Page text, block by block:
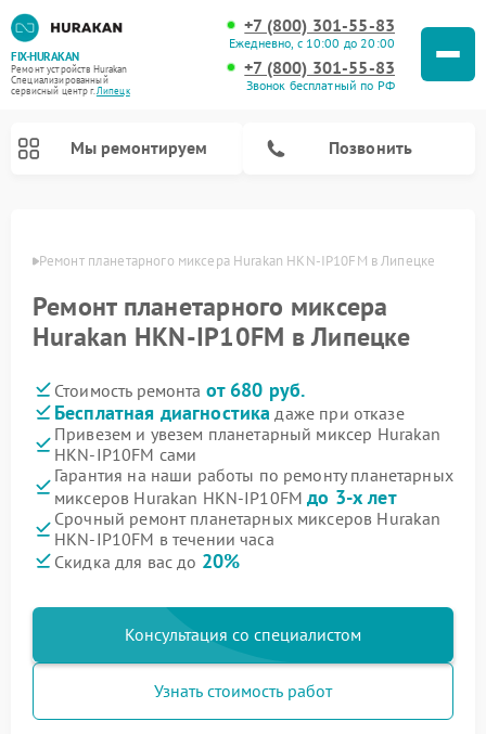
FIX-HURAKAN
Ремонт устройств Hurakan
Специализированный
cервисный центр г.Липецк
+7 (800) 301-55-83
Ежедневно, с 10:00 до 20:00
+7 (800) 301-55-83
Звонок бесплатный по РФ
Мы ремонтируем Позвонить
Ремонт планетарного миксера Hurakan HKN-IP10FM в Липецке
Ремонт планетарного миксера
Hurakan HKN-IP10FM в Липецке
Стоимость ремонта от 680 руб.
Бесплатная диагностика даже при отказе
Привезем и увезем планетарный миксер Hurakan
HKN-IP10FM сами
Гарантия на наши работы по ремонту планетарных
миксеров Hurakan HKN-IP10FMдо 3-х лет
Срочный ремонт планетарных миксеров Hurakan
HKN-IP10FM в течении часа
Скидка для вас до 20%
Консультация со специалистом
Узнать стоимость работ